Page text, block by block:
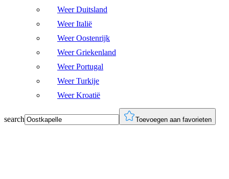
Weer Duitsland
Weer Italië
Weer Oostenrijk
Weer Griekenland
Weer Portugal
Weer Turkije
Weer Kroatië
search Toevoegen aan favorieten